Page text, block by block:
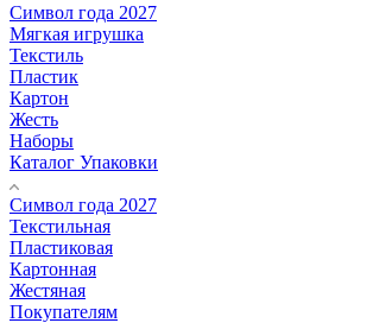
Символ года 2027
Мягкая игрушка
Текстиль
Пластик
Картон
Жесть
Наборы
Каталог Упаковки
Символ года 2027
Текстильная
Пластиковая
Картонная
Жестяная
Покупателям